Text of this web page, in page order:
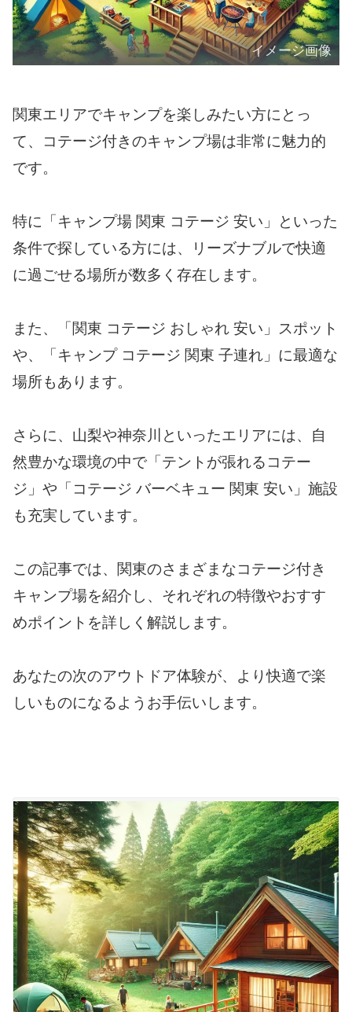
イメージ画像
関東エリアでキャンプを楽しみたい方にとっ
て、コテージ付きのキャンプ場は非常に魅力的
です。
特に「キャンプ場 関東 コテージ 安い」といった
条件で探している方には、リーズナブルで快適
に過ごせる場所が数多く存在します。
また、「関東 コテージ おしゃれ 安い」スポット
や、「キャンプ コテージ 関東 子連れ」に最適な
場所もあります。
さらに、山梨や神奈川といったエリアには、自
然豊かな環境の中で「テントが張れるコテー
ジ」や「コテージ バーベキュー 関東 安い」施設
も充実しています。
この記事では、関東のさまざまなコテージ付き
キャンプ場を紹介し、それぞれの特徴やおすす
めポイントを詳しく解説します。
あなたの次のアウトドア体験が、より快適で楽
しいものになるようお手伝いします。